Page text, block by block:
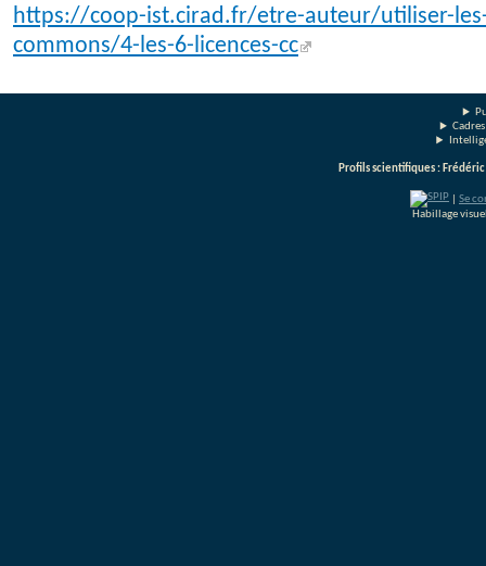
https://coop-ist.cirad.fr/etre-auteur/utiliser-
commons/4-les-6-licences-cc
Profils scientifiques :
Se
Habillage